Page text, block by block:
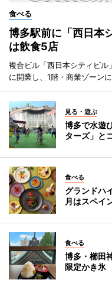
食べる
博多駅前に「西日本
は飲食5店
複合ビル「西日本シティビル
に開業し、1階・商業ゾーン
見る・遊ぶ
博多で水遊
ターズ」と
食べる
グランドハ
月はスペイ
食べる
博多・櫛田
限定かき氷